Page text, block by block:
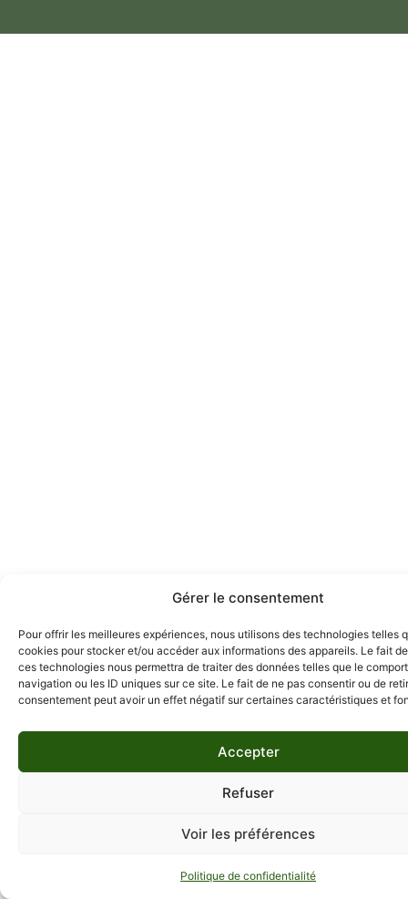
Gérer le consentement
Pour offrir les meilleures expériences, nous utilisons des technologies telles
cookies pour stocker et/ou accéder aux informations des appareils. Le fait
ces technologies nous permettra de traiter des données telles que le
navigation ou les ID uniques sur ce site. Le fait de ne pas consentir ou de
consentement peut avoir un effet négatif sur certaines caractéristiques et
Accepter
Refuser
Voir les préférences
Politique de confidentialité